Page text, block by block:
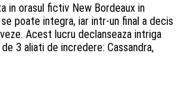
in orasul fictiv New Bordeaux in
poate integra, iar intr-un final a decis
Acest lucru declanseaza intriga
3 aliati de incredere: Cassandra,